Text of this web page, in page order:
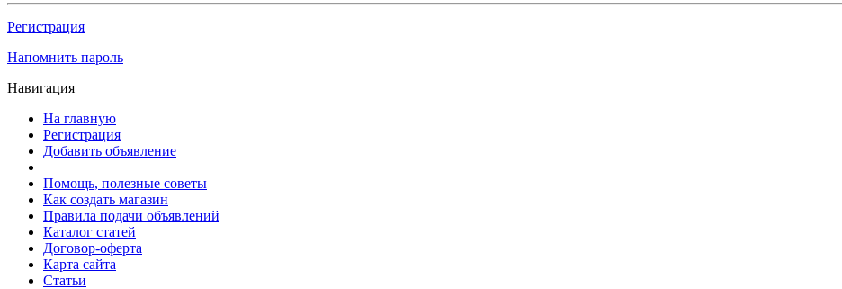
Регистрация
Напомнить пароль
Навигация
На главную
Регистрация
Добавить объявление
Помощь, полезные советы
Как создать магазин
Правила подачи объявлений
Каталог статей
Договор-оферта
Карта сайта
Статьи